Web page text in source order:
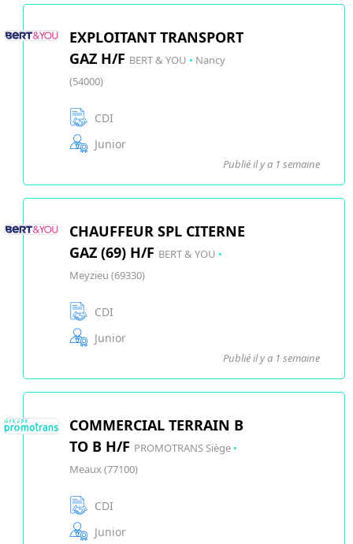
EXPLOITANT TRANSPORT
GAZ H/F BERT & YOU • Nancy
(54000)
CDI
Junior
Publié il y a 1 semaine
CHAUFFEUR SPL CITERNE
GAZ (69) H/F BERT & YOU •
Meyzieu (69330)
CDI
Junior
Publié il y a 1 semaine
COMMERCIAL TERRAIN B
TO B H/F PROMOTRANS Siège •
Meaux (77100)
CDI
Junior